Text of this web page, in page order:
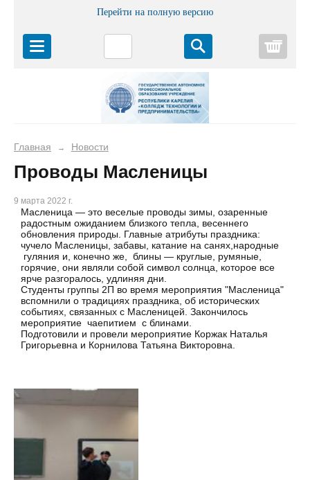
Перейти на полную версию
Главная → Новости
Проводы Масленицы
9 марта 2022 г.
Масленица — это веселые проводы зимы, озаренные
радостным ожиданием близкого тепла, весеннего
обновления природы. Главные атрибуты праздника:
чучело Масленицы, забавы, катание на санях,народные
гуляния и, конечно же, блины — круглые, румяные,
горячие, они являли собой символ солнца, которое все
ярче разгоралось, удлиняя дни.
Студенты группы 2П во время мероприятия "Масленица"
вспомнили о традициях праздника, об исторических
событиях, связанных с Масленицей. Закончилось
мероприятие чаепитием с блинами.
Подготовили и провели мероприятие Коржак Наталья
Григорьевна и Корнилова Татьяна Викторовна.